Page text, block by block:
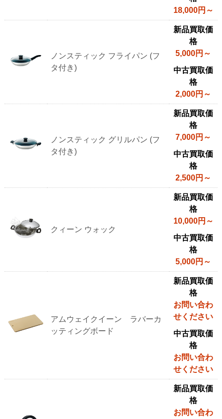
18,000円～
ノンスティック フライパン (フ
タ付き)
新品買取価
格
5,000円～
中古買取価
格
2,000円～
ノンスティック グリルパン (フ
タ付き)
新品買取価
格
7,000円～
中古買取価
格
2,500円～
クィーン ウォック
新品買取価
格
10,000円～
中古買取価
格
5,000円～
アムウェイクイーン ラバーカ
ッティングボード
新品買取価
格
お問い合わ
せください
中古買取価
格
お問い合わ
せください
新品買取価
格
お問い合わ